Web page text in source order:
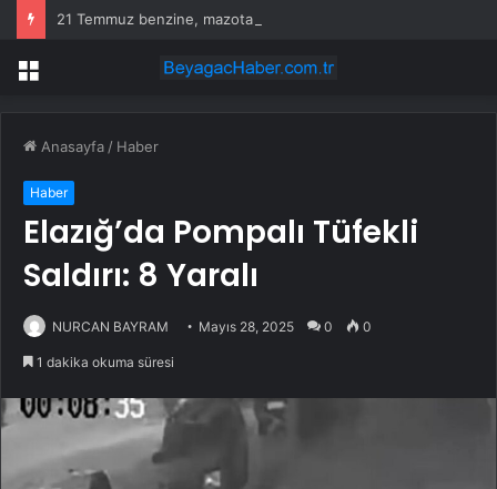
Menü
Anasayfa / Haber
Haber
Elazığ’da Pompalı Tüfekli
Saldırı: 8 Yaralı
NURCAN BAYRAM Mayıs 28, 2025 0 0
1 dakika okuma süresi